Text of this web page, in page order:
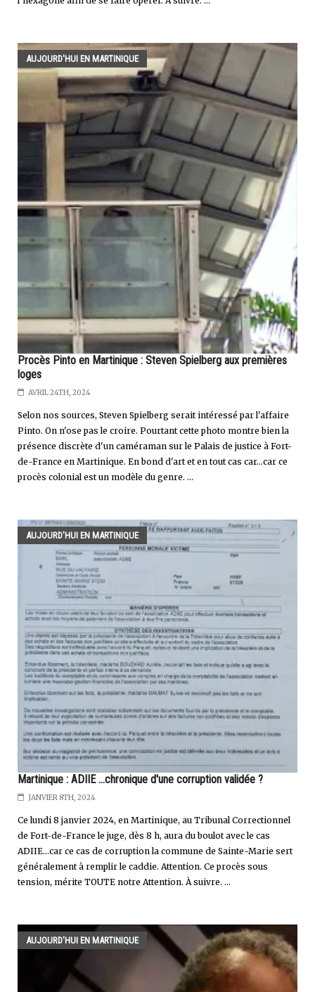
AUJOURD'HUI EN MARTINIQUE
Procès Pinto en Martinique : Steven Spielberg aux premières
loges
AVRIL 24TH, 2024
Selon nos sources, Steven Spielberg serait intéressé par l'affaire
Pinto. On n'ose pas le croire. Pourtant cette photo montre bien la
présence discrète d'un caméraman sur le Palais de justice à Fort-
de-France en Martinique. En bond d'art et en tout cas car...car ce
procès colonial est un modèle du genre. ...
AUJOURD'HUI EN MARTINIQUE
Martinique : ADIIE ...chronique d'une corruption validée ?
JANVIER 8TH, 2024
Ce lundi 8 janvier 2024, en Martinique, au Tribunal Correctionnel
de Fort-de-France le juge, dès 8 h, aura du boulot avec le cas
ADIIE...car ce cas de corruption la commune de Sainte-Marie sert
généralement à remplir le caddie. Attention. Ce procès sous
tension, mérite TOUTE notre Attention. À suivre. ...
AUJOURD'HUI EN MARTINIQUE